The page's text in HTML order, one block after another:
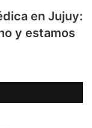
en Jujuy:
y estamos